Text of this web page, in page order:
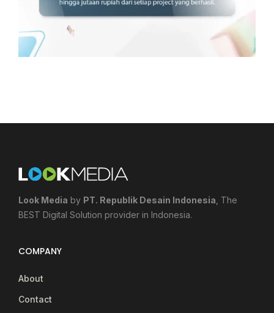
Look Media by PT. Republik Desain Indonesia , The
BEST Digital Solution provider in Indonesia.
COMPANY
About
Contact